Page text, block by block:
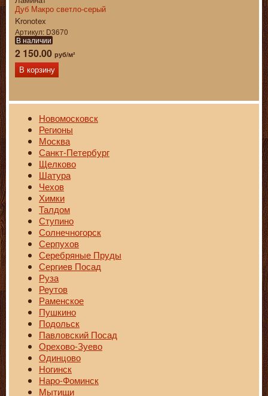
Дуб Макро светло-серый
Kronotex
Артикул D3670
В наличии
2 150.00 руб/м²
В корзину
Новомосковск
Регионы
Москва
Санкт-Петербург
Щелково
Шатура
Чехов
Химки
Талдом
Ступино
Солнечногорск
Серпухов
Серебряные Пруды
Сергиев Посад
Руза
Реутов
Раменское
Пушкино
Подольск
Павловский Посад
Орехово-Зуево
Одинцово
Ногинск
Наро-Фоминск
Мытищи